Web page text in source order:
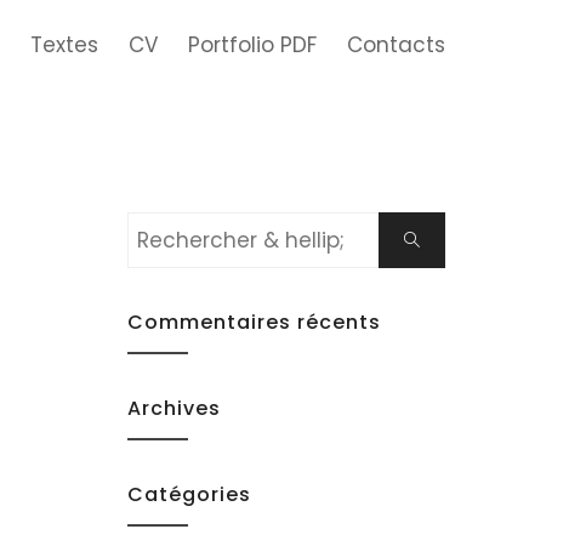
Textes CV Portfolio PDF Contacts
Rechercher: Chercher
Commentaires récents
Archives
Catégories